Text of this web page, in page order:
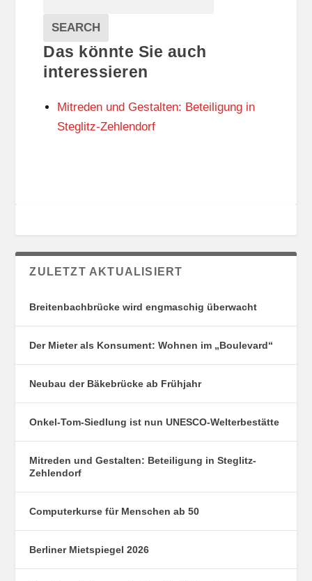
A
L
T
U
N
S
O
E
G
O
R
N
Veranstaltungen
SEARCH
Das könnte Sie auch
interessieren
Mitreden und Gestalten: Beteiligung in
Steglitz-Zehlendorf
ZULETZT AKTUALISIERT
Breitenbachbrücke wird engmaschig überwacht
Der Mieter als Konsument: Wohnen im „Boulevard“
Neubau der Bäkebrücke ab Frühjahr
Onkel-Tom-Siedlung ist nun UNESCO-Welterbestätte
Mitreden und Gestalten: Beteiligung in Steglitz-
Zehlendorf
Computerkurse für Menschen ab 50
Berliner Mietspiegel 2026